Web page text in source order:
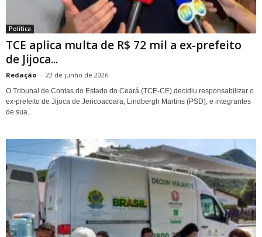
Política
TCE aplica multa de R$ 72 mil a ex-prefeito
de Jijoca...
Redação - 22 de junho de 2026
O Tribunal de Contas do Estado do Ceará (TCE-CE) decidiu responsabilizar o
ex-prefeito de Jijoca de Jericoacoara, Lindbergh Martins (PSD), e integrantes
de sua...